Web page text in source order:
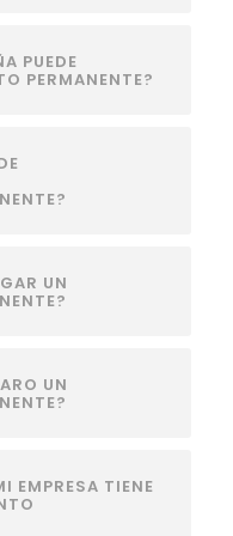
PUEDE
PERMANENTE?
UN
UN
EMPRESA TIENE